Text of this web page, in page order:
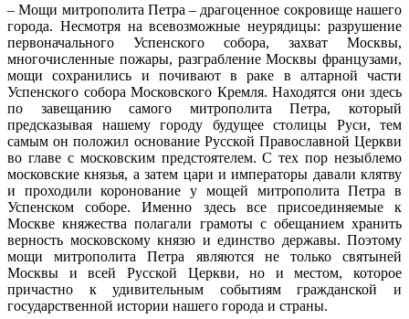
– Мощи митрополита Петра – драгоценное сокровище нашего
города. Несмотря на всевозможные неурядицы: разрушение
первоначального Успенского собора, захват Москвы,
многочисленные пожары, разграбление Москвы французами,
мощи сохранились и почивают в раке в алтарной части
Успенского собора Московского Кремля. Находятся они здесь
по завещанию самого митрополита Петра, который
предсказывая нашему городу будущее столицы Руси, тем
самым он положил основание Русской Православной Церкви
во главе с московским предстоятелем. С тех пор незыблемо
московские князья, а затем цари и императоры давали клятву
и проходили коронование у мощей митрополита Петра в
Успенском соборе. Именно здесь все присоединяемые к
Москве княжества полагали грамоты с обещанием хранить
верность московскому князю и единство державы. Поэтому
мощи митрополита Петра являются не только святыней
Москвы и всей Русской Церкви, но и местом, которое
причастно к удивительным событиям гражданской и
государственной истории нашего города и страны.